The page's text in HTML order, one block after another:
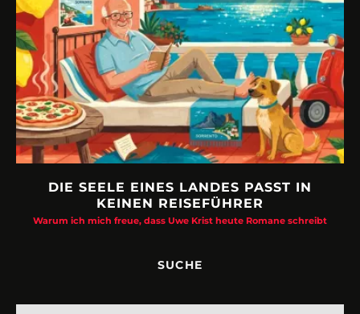
DIE SEELE EINES LANDES PASST IN
KEINEN REISEFÜHRER
Warum ich mich freue, dass Uwe Krist heute Romane schreibt
SUCHE